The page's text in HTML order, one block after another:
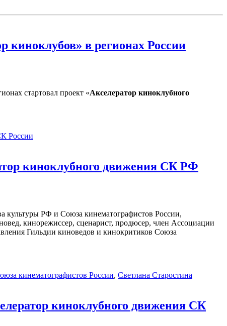
киноклубов» в регионах России
стартовал проект «Акселератор киноклубного
России
киноклубного движения СК РФ
культуры РФ и Союза кинематографистов России,
кинорежиссер, сценарист, продюсер, член Ассоциации
Гильдии киноведов и кинокритиков Союза
кинематографистов России, Светлана Старостина
киноклубного движения СК